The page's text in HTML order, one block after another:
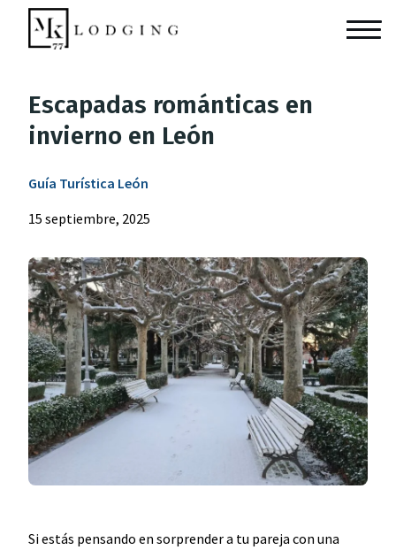
Escapadas románticas en
invierno en León
Guía Turística León
15 septiembre, 2025
Si estás pensando en sorprender a tu pareja con una